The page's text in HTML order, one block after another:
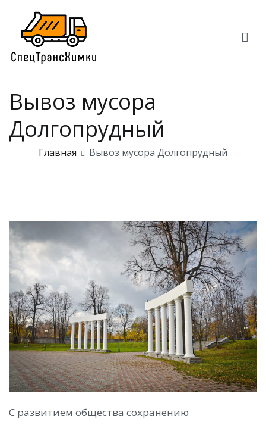
Перейти
содержимому
Вывоз мусора
Долгопрудный
Главная Вывоз мусора Долгопрудный
С развитием общества сохранению